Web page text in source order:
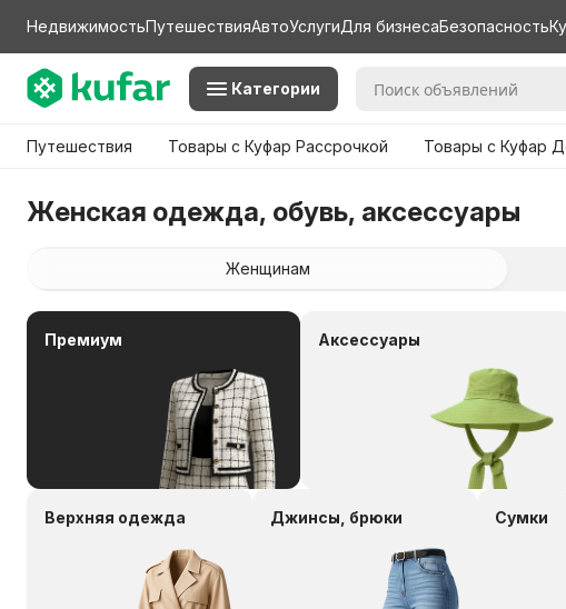
НедвижимостьПутешествияАвтоУслугиДля бизнесаБезопасность
Категории
Путешествия Товары с Куфар Рассрочкой Товары с Куфар
Женская одежда, обувь, аксессуары
Женщинам
Премиум Аксессуары
Верхняя одежда Джинсы, брюки Сумки